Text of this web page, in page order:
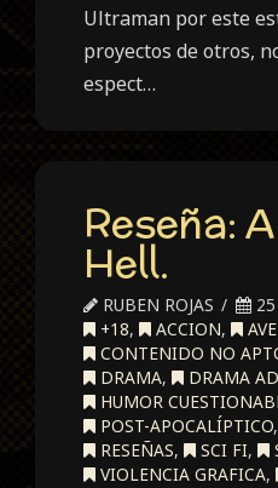
Ultraman por este
proyectos de otros,
espect…
Reseña:
Hell.
RUBEN ROJAS
+18, ACCION,
CONTENIDO NO
DRAMA, DRAMA
HUMOR
POST-APOCALÍPTICO
RESEÑAS, SCI FI,
VIOLENCIA GRAFICA,